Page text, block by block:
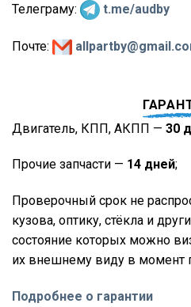
Телеграму: t.me/audby
Почте:
Двигатель, КПП, АКПП — 30
Прочие запчасти — 14 дней;
Проверочный срок не
кузова, оптику, стёкла и
состояние которых можно
их внешнему виду в момент
Подробнее о гарантии